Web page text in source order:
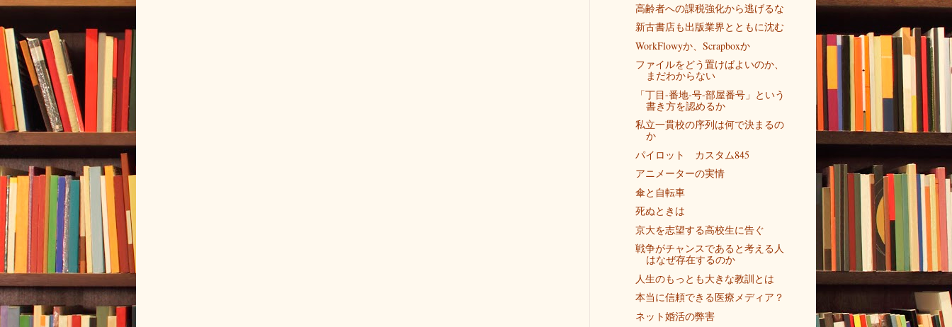
高齢者への課税強化から逃げるな
新古書店も出版業界とともに沈む
WorkFlowyか、Scrapboxか
ファイルをどう置けばよいのか、
まだわからない
「丁目-番地-号-部屋番号」という
書き方を認めるか
私立一貫校の序列は何で決まるの
か
パイロット カスタム845
アニメーターの実情
傘と自転車
死ぬときは
京大を志望する高校生に告ぐ
戦争がチャンスであると考える人
はなぜ存在するのか
人生のもっとも大きな教訓とは
本当に信頼できる医療メディア？
ネット婚活の弊害